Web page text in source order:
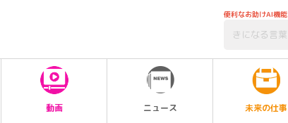
便利なお助けAI機
動画 ニュース 未来の仕事